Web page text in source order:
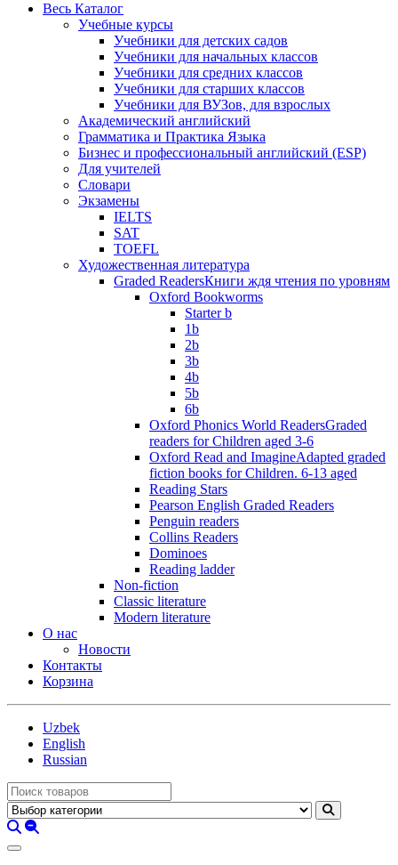
Весь Каталог
Учебные курсы
Учебники для детских садов
Учебники для начальных классов
Учебники для средних классов
Учебники для старших классов
Учебники для ВУЗов, для взрослых
Академический английский
Грамматика и Практика Языка
Бизнес и профессиональный английский (ESP)
Для учителей
Словари
Экзамены
IELTS
SAT
TOEFL
Художественная литература
Graded ReadersКниги ждя чтения по уровням
Oxford Bookworms
Starter b
1b
2b
3b
4b
5b
6b
Oxford Phonics World ReadersGraded
readers for Children aged 3-6
Oxford Read and ImagineAdapted graded
fiction books for Children. 6-13 aged
Reading Stars
Pearson English Graded Readers
Penguin readers
Collins Readers
Dominoes
Reading ladder
Non-fiction
Classic literature
Modern literature
О нас
Новости
Контакты
Корзина
Uzbek
English
Russian